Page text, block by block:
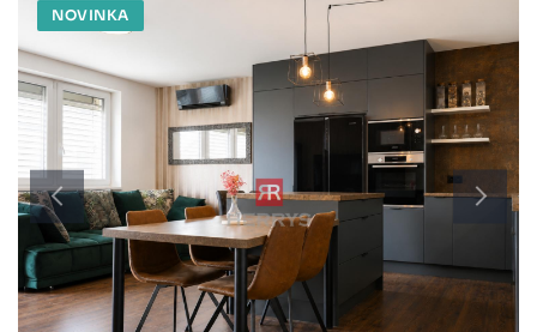
NOVINKA